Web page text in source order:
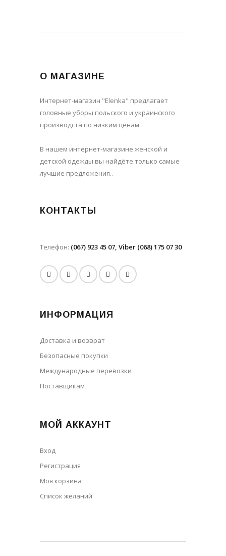
О МАГАЗИНЕ
Интернет-магазин "Elenka" предлагает
головные уборы польского и украинского
производста по низким ценам.
В нашем интернет-магазине женской и
детской одежды вы найдёте только самые
лучшие предложения..
КОНТАКТЫ
Телефон: (067) 923 45 07, Viber (068) 175 07 30
ИНФОРМАЦИЯ
Доставка и возврат
Безопасные покупки
Международные перевозки
Поставщикам
МОЙ АККАУНТ
Вход
Регистрация
Моя корзина
Cписок желаний